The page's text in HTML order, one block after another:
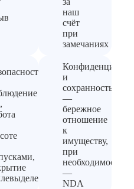
наш
счёт
при
замечаниях
и
сохранность
—
бережное
отношение
к
имуществу,
при
необходимости
—
NDA